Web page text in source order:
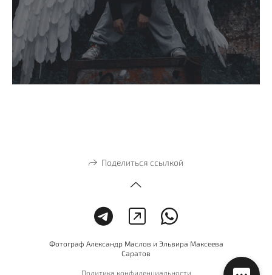
Поделиться ссылкой
Фотограф Александр Маслов и Эльвира Максеева
Саратов
Политика конфиденциальности